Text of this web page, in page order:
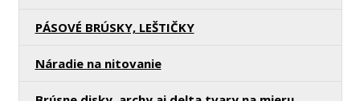
PÁSOVÉ BRÚSKY, LEŠTIČKY
Náradie na nitovanie